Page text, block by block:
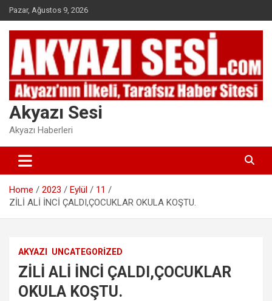
Skip
to
content
Pazar, Ağustos 9, 2026
Akyazı Sesi
Akyazı Haberleri
Home 2023 Eylül
11
ZİLİ ALİ İNCİ ÇALDI,ÇOCUKLAR OKULA KOŞTU.
AKYAZI UNCATEGORIZED
ZİLİ ALİ İNCİ ÇALDI,ÇOCUKLAR
OKULA KOŞTU.